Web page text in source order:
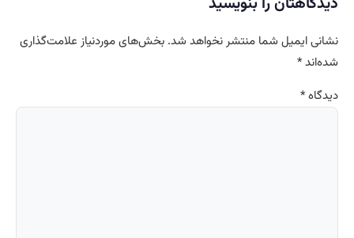
نشانی ایمیل شما منتشر نخواهد شد. بخش‌های موردنیاز علامت‌گذاری
شده‌اند*
دیدگاه*